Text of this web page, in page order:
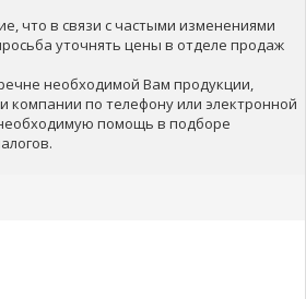
что в связи с частыми изменениями
уточнять цены в отделе продаж
необходимой Вам продукции,
компании по телефону или электронной
помощь в подборе